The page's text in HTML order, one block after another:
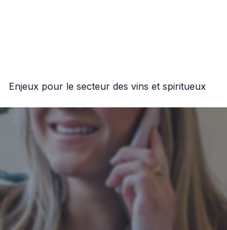
Enjeux pour le secteur des vins et spiritueux